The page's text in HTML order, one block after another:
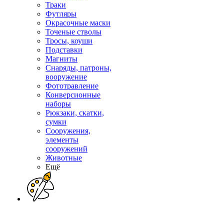
Траки
Футляры
Окрасочные маски
Точеные стволы
Тросы, коуши
Подставки
Магниты
Снаряды, патроны,
вооружение
Фототравление
Конверсионные
наборы
Рюкзаки, скатки,
сумки
Сооружения,
элементы
сооружений
Животные
Ещё